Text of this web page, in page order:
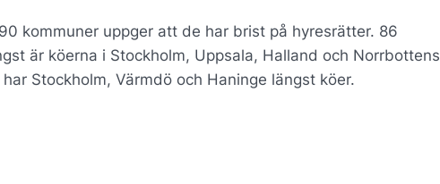
kommuner uppger att de har brist på hyresrätter. 86
är köerna i Stockholm, Uppsala, Halland och Norrbottens
Stockholm, Värmdö och Haninge längst köer.